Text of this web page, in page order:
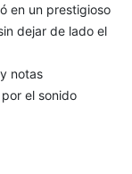
en un prestigioso
dejar de lado el
notas
el sonido